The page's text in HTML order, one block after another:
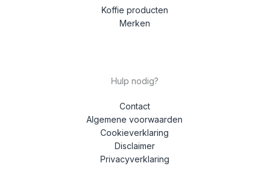
Koffie producten
Merken
Hulp nodig?
Contact
Algemene voorwaarden
Cookieverklaring
Disclaimer
Privacyverklaring